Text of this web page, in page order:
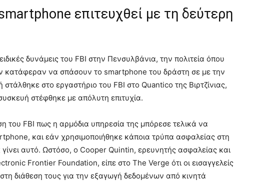
επιτευχθεί με τη δεύτερη
δυνάμεις του FBI στην Πενσυλβάνια, την πολιτεία όπου
κατάφεραν να σπάσουν το smartphone του δράστη σε με την
στο εργαστήριο του FBI στο Quantico της Βιρτζίνιας,
στέφθηκε με απόλυτη επιτυχία.
του FBI πως η αρμόδια υπηρεσία της μπόρεσε τελικά να
και εάν χρησιμοποιήθηκε κάποια τρύπα ασφαλείας στη
αυτό. Ωστόσο, ο Cooper Quintin, ερευνητής ασφαλείας και
Frontier Foundation, είπε στο The Verge ότι οι εισαγγελείς
διάθεση τους για την εξαγωγή δεδομένων από κινητά